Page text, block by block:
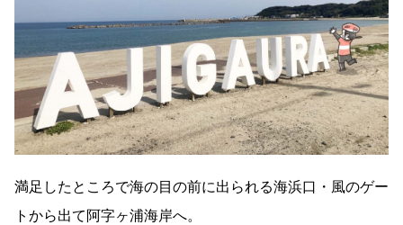
満足したところで海の目の前に出られる海浜口・風のゲー
トから出て阿字ヶ浦海岸へ。